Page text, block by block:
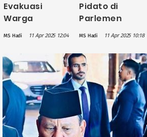
Evakuasi
Warga
Palestina dari
Gaza ke
Indonesia
Harus dengan
Kesepakatan
Pimpinan
Timur Tengah
MS Hadi 11 Apr 2025 12:04
Pidato di
Parlemen
Turki, Prabowo
Singgung
Banyak Negara
Diam Lihat
Ksisis
Kemanusiaan
di Gaza
MS Hadi 11 Apr 2025 10:18